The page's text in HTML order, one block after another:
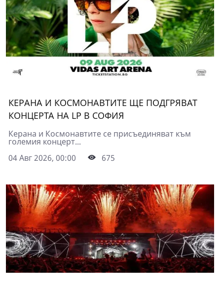
КЕРАНА И КОСМОНАВТИТЕ ЩЕ ПОДГРЯВАТ
КОНЦЕРТА НА LP В СОФИЯ
Керана и Космонавтите се присъединяват към
големия концерт...
04 Авг 2026, 00:00
675